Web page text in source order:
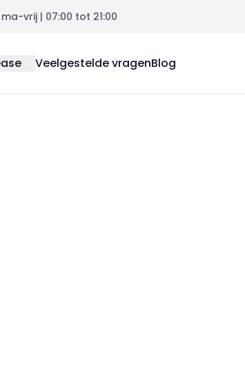
vrij | 07:00 tot 21:00
Veelgestelde vragenBlog